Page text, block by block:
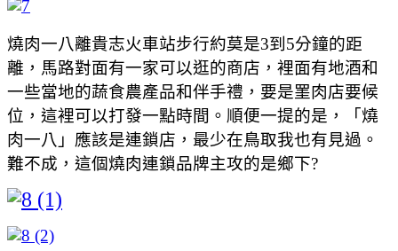
燒肉一八離貴志火車站步行約莫是3到5分鐘的距
離，馬路對面有一家可以逛的商店，裡面有地酒和
一些當地的蔬食農產品和伴手禮，要是罣肉店要候
位，這裡可以打發一點時間。順便一提的是，「燒
肉一八」應該是連鎖店，最少在鳥取我也有見過。
難不成，這個燒肉連鎖品牌主攻的是鄉下?